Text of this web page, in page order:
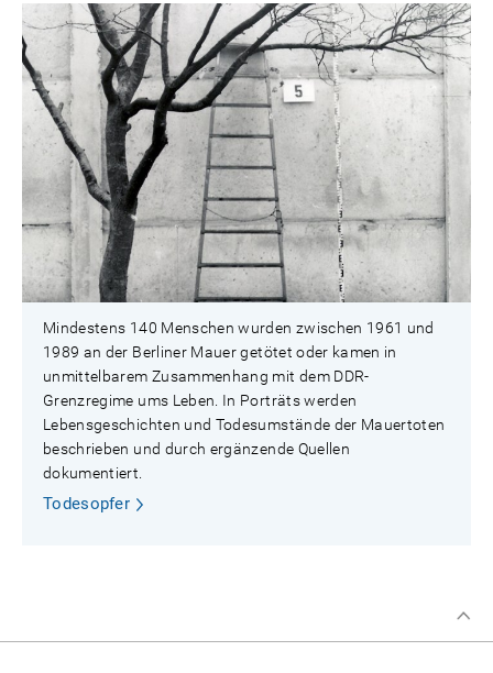
Mindestens 140 Menschen wurden zwischen 1961 und
1989 an der Berliner Mauer getötet oder kamen in
unmittelbarem Zusammenhang mit dem DDR-
Grenzregime ums Leben. In Porträts werden
Lebensgeschichten und Todesumstände der Mauertoten
beschrieben und durch ergänzende Quellen
dokumentiert.
Todesopfer